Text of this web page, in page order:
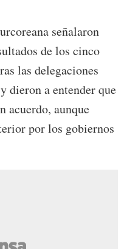
señalaron
de los cinco
las delegaciones
dieron a entender que
acuerdo, aunque
por los gobiernos